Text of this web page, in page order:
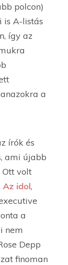
polcon)
is A-listás
így az
a
írók és
ami újabb
Ott volt
Az idol,
a
nem
Depp
finoman